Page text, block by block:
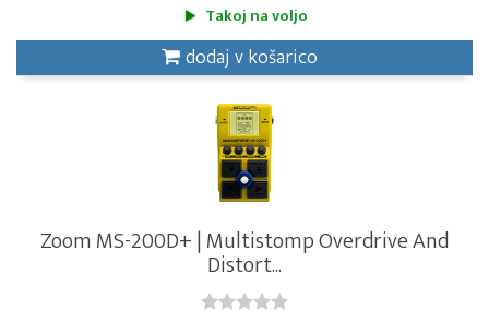
Takoj na voljo
dodaj v košarico
Zoom MS-200D+ | Multistomp Overdrive And
Distort...